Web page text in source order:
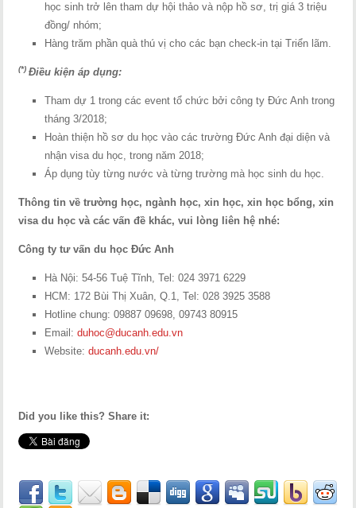
học sinh trở lên tham dự hội thảo và nộp hồ sơ, trị giá 3 triệu
đồng/ nhóm;
Hàng trăm phần quà thú vị cho các bạn check-in tại Triển lãm.
(*) Điều kiện áp dụng:
Tham dự 1 trong các event tổ chức bởi công ty Đức Anh trong
tháng 3/2018;
Hoàn thiện hồ sơ du học vào các trường Đức Anh đại diện và
nhận visa du học, trong năm 2018;
Áp dụng tùy từng nước và từng trường mà học sinh du học.
Thông tin về trường học, ngành học, xin học, xin học bổng, xin
visa du học và các vấn đề khác, vui lòng liên hệ nhé:
Công ty tư vấn du học Đức Anh
Hà Nội: 54-56 Tuệ Tĩnh, Tel: 024 3971 6229
HCM: 172 Bùi Thị Xuân, Q.1, Tel: 028 3925 3588
Hotline chung: 09887 09698, 09743 80915
Email:duhoc@ducanh.edu.vn
Website:ducanh.edu.vn/
Did you like this? Share it: